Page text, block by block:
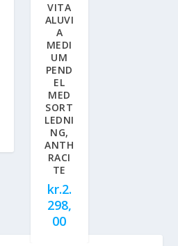
VITA
ALUVI
A
MEDI
UM
PEND
EL
MED
SORT
LEDNI
NG,
ANTH
RACI
TE
kr.2.
298,
00